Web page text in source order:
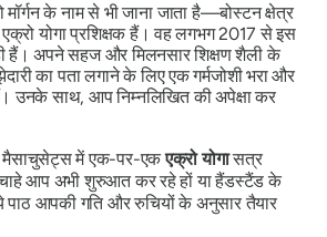
के नाम से भी जाना जाता है—बोस्टन क्षेत्र
एक्रो योगा प्रशिक्षक हैं। वह लगभग 2017 से इस
हैं। अपने सहज और मिलनसार शिक्षण शैली के
का पता लगाने के लिए एक गर्मजोशी भरा और
उनके साथ, आप निम्नलिखित की अपेक्षा कर
मैसाचुसेट्स में एक-पर-एकएक्रो योगासत्र
आप अभी शुरुआत कर रहे हों या हैंडस्टैंड के
पाठ आपकी गति और रुचियों के अनुसार तैयार